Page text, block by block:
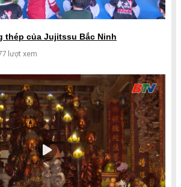
thép của Jujitssu Bắc Ninh
lượt xem